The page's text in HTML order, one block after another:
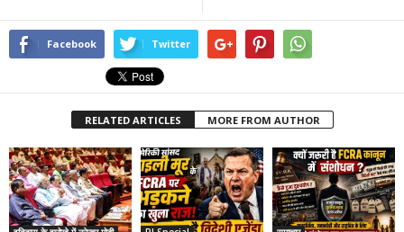
Facebook Twitter
RELATED ARTICLES MORE FROM AUTHOR